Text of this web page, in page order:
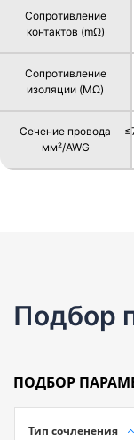
Сопротивление
контактов (mΩ)
Сопротивление
изоляции (MΩ)
Сечение провода
мм²/AWG
Подбор
ПОДБОР
Тип сочленения